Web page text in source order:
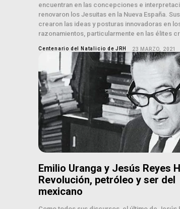
encuentran en las concepciones e
renovaron los Jesuitas en la Nueva España.
crearon las ideas y posturas innovadoras en
razonamientos, particularmente en las élites
Centenario del Natalicio de JRH 23 MARZO, 2021
Emilio Uranga y Jesús Reyes
Revolución, petróleo y ser del
mexicano